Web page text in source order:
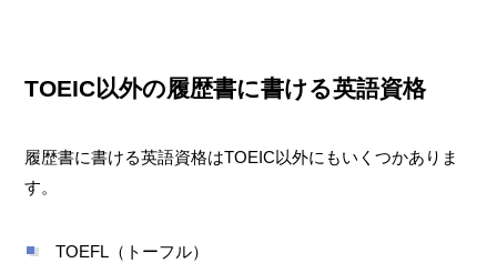
TOEIC以外の履歴書に書ける英語資格
履歴書に書ける英語資格はTOEIC以外にもいくつかありま
す。
TOEFL（トーフル）